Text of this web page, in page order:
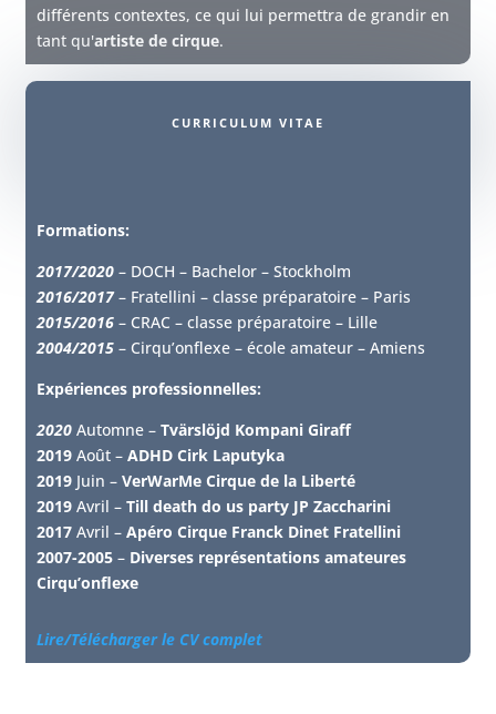
différents contextes, ce qui lui permettra de grandir en
tant qu'artiste de cirque.
CURRICULUM VITAE
Formations:
2017/2020 – DOCH – Bachelor – Stockholm
2016/2017– Fratellini – classe préparatoire – Paris
2015/2016 – CRAC – classe préparatoire – Lille
2004/2015 – Cirqu’onflexe – école amateur – Amiens
Expériences professionnelles:
2020 Automne – Tvärslöjd Kompani Giraff
2019 Août – ADHD Cirk Laputyka
2019 Juin – VerWarMe Cirque de la Liberté
2019 Avril – Till death do us party JP Zaccharini
2017 Avril – Apéro Cirque Franck Dinet Fratellini
2007-2005 – Diverses représentations amateures
Cirqu’onflexe
Lire/Télécharger le CV complet